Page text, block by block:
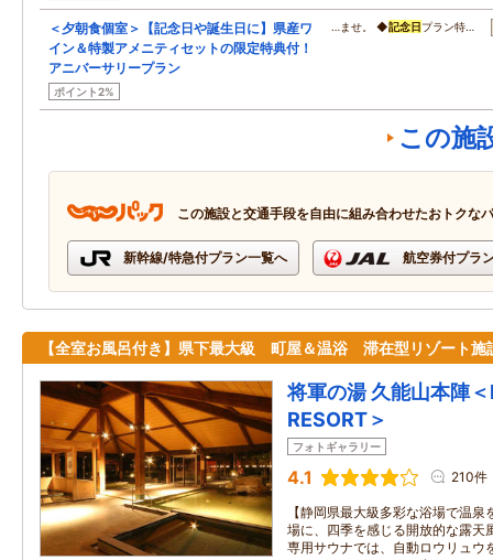
＜夕朝食個室＞【記念日や誕生日に】県産ワ
イン＆特製アメニティセットの限定特典付！
アニバーサリープラン
ポイント2%
…ませ。 ◆記念日 プラン特…
この施
この施設と交通手段を自由に組み合わせたおトクな
新幹線/特急付プラン一覧へ 航空券付プラ
【全室お風呂付き】県下最大級 町屋＆温浴 滞在型リゾート施
将軍の湯 久能山本陣
RESORT＞
フォトギャラリー
4.1 210件
【静岡県最大級多彩な浴場で温
場に、四季を感じる開放的な露天
専用サウナでは、自動ロウリュウ